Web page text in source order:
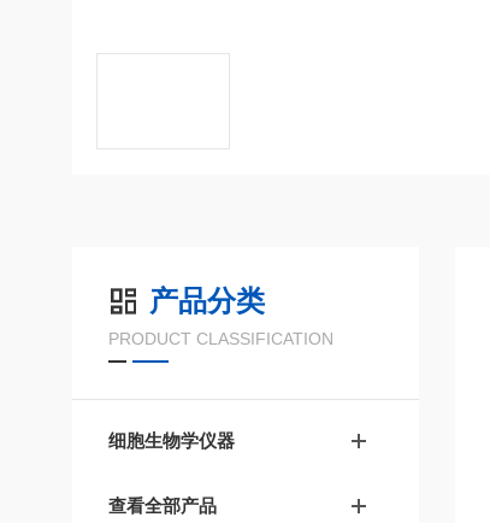
产品分类
PRODUCT CLASSIFICATION
细胞生物学仪器
查看全部产品